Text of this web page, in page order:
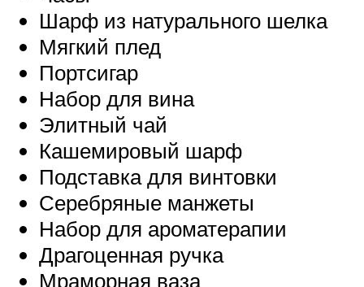
Шарф из натурального шелка
Мягкий плед
Портсигар
Набор для вина
Элитный чай
Кашемировый шарф
Подставка для винтовки
Серебряные манжеты
Набор для ароматерапии
Драгоценная ручка
Мраморная ваза